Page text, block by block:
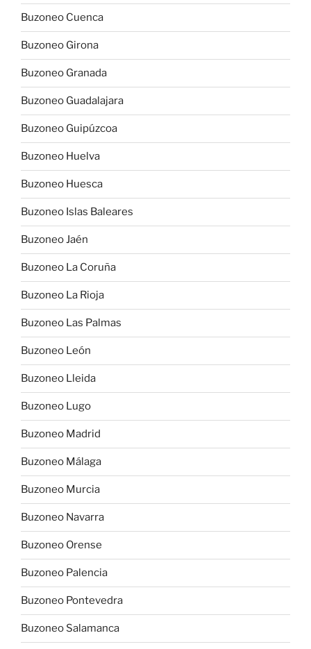
Buzoneo Cuenca
Buzoneo Girona
Buzoneo Granada
Buzoneo Guadalajara
Buzoneo Guipúzcoa
Buzoneo Huelva
Buzoneo Huesca
Buzoneo Islas Baleares
Buzoneo Jaén
Buzoneo La Coruña
Buzoneo La Rioja
Buzoneo Las Palmas
Buzoneo León
Buzoneo Lleida
Buzoneo Lugo
Buzoneo Madrid
Buzoneo Málaga
Buzoneo Murcia
Buzoneo Navarra
Buzoneo Orense
Buzoneo Palencia
Buzoneo Pontevedra
Buzoneo Salamanca